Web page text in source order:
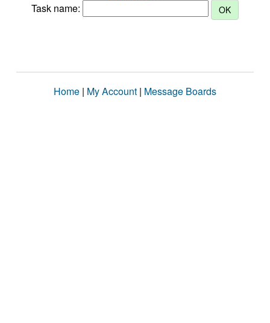
Task name:
Home | My Account | Message Boards